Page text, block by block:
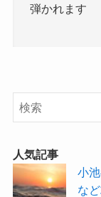
弾かれます
人気記事
小
な